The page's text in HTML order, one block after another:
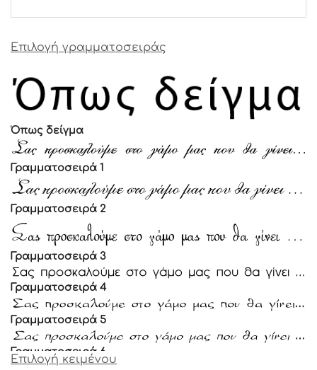
Επιλογή γραμματοσειράς
Όπως δείγμα
Γραμματοσειρά 1
Γραμματοσειρά 2
Γραμματοσειρά 3
Γραμματοσειρά 4
Γραμματοσειρά 5
Γραμματοσειρά 6
Επιλογή κειμένου